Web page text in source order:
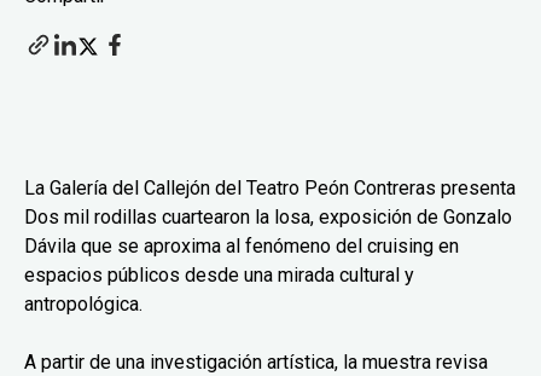
La Galería del Callejón del Teatro Peón Contreras presenta
Dos mil rodillas cuartearon la losa, exposición de Gonzalo
Dávila que se aproxima al fenómeno del cruising en
espacios públicos desde una mirada cultural y
antropológica.
A partir de una investigación artística, la muestra revisa